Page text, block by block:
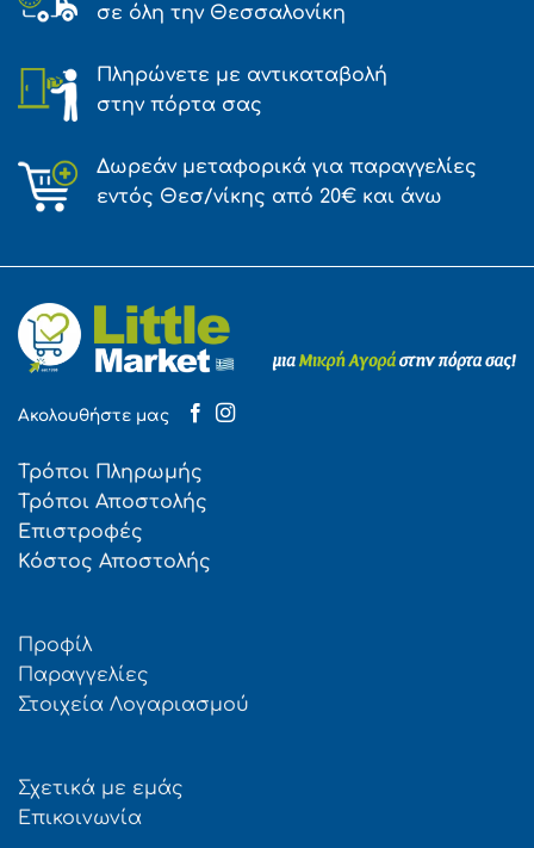
σε όλη την Θεσσαλονίκη
Πληρώνετε με αντικαταβολή
στην πόρτα σας
Δωρεάν μεταφορικά για παραγγελίες
εντός Θεσ/νίκης από 20€ και άνω
Ακολουθήστε μας
Τρόποι Πληρωμής
Τρόποι Αποστολής
Επιστροφές
Κόστος Αποστολής
Προφίλ
Παραγγελίες
Στοιχεία Λογαριασμού
Σχετικά με εμάς
Επικοινωνία